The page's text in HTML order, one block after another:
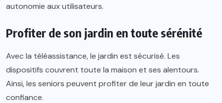
autonomie aux utilisateurs.
Profiter de son jardin en toute sérénité
Avec la téléassistance, le jardin est sécurisé. Les
dispositifs couvrent toute la maison et ses alentours.
Ainsi, les seniors peuvent profiter de leur jardin en toute
confiance.